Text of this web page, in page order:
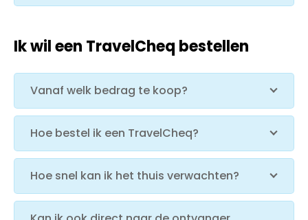
Ik wil een TravelCheq bestellen
Vanaf welk bedrag te koop?
Hoe bestel ik een TravelCheq?
Hoe snel kan ik het thuis verwachten?